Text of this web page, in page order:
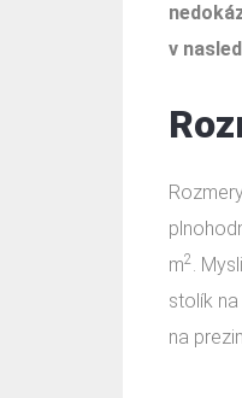
v
m2.
stolík
na